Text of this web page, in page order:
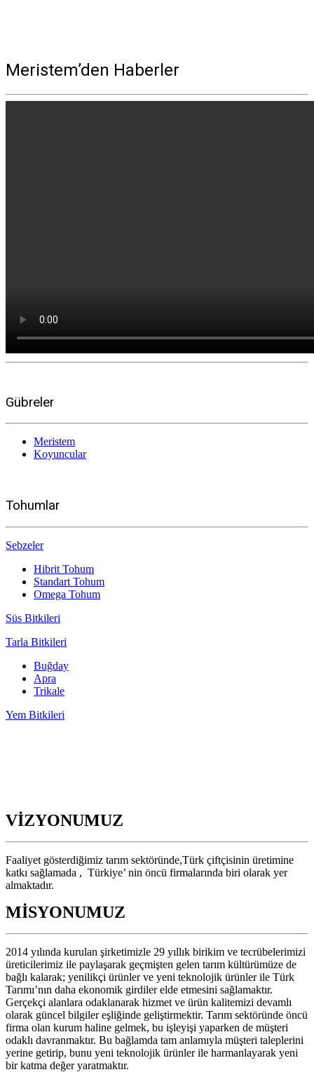
Meristem’den Haberler
Gübreler
Meristem
Koyuncular
Tohumlar
Sebzeler
Hibrit Tohum
Standart Tohum
Omega Tohum
Süs Bitkileri
Tarla Bitkileri
Buğday
Apra
Trikale
Yem Bitkileri
VİZYONUMUZ
Faaliyet gösterdiğimiz tarım sektöründe,Türk çiftçisinin üretimine
katkı sağlamada , Türkiye’ nin öncü firmalarında biri olarak yer
almaktadır.
MİSYONUMUZ
2014 yılında kurulan şirketimizle 29 yıllık birikim ve tecrübelerimizi
üreticilerimiz ile paylaşarak geçmişten gelen tarım kültürümüze de
bağlı kalarak; yenilikçi ürünler ve yeni teknolojik ürünler ile Türk
Tarımı’nın daha ekonomik girdiler elde etmesini sağlamaktır.
Gerçekçi alanlara odaklanarak hizmet ve ürün kalitemizi devamlı
olarak güncel bilgiler eşliğinde geliştirmektir. Tarım sektöründe öncü
firma olan kurum haline gelmek, bu işleyişi yaparken de müşteri
odaklı davranmaktır. Bu bağlamda tam anlamıyla müşteri taleplerini
yerine getirip, bunu yeni teknolojik ürünler ile harmanlayarak yeni
bir katma değer yaratmaktır.